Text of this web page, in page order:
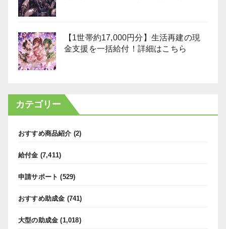
【1世帯約17,000円分】生活再建の現
金支援を一括給付！詳細はこちら
カテゴリー
おすすめ商品紹介 (2)
給付金 (7,411)
申請サポート (529)
おすすめ助成金 (741)
大型の助成金 (1,018)